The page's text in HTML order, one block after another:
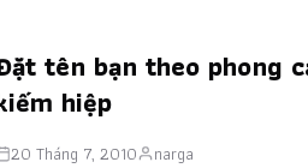
tên bạn theo phong
hiệp
20 Tháng 7, 2010 narga